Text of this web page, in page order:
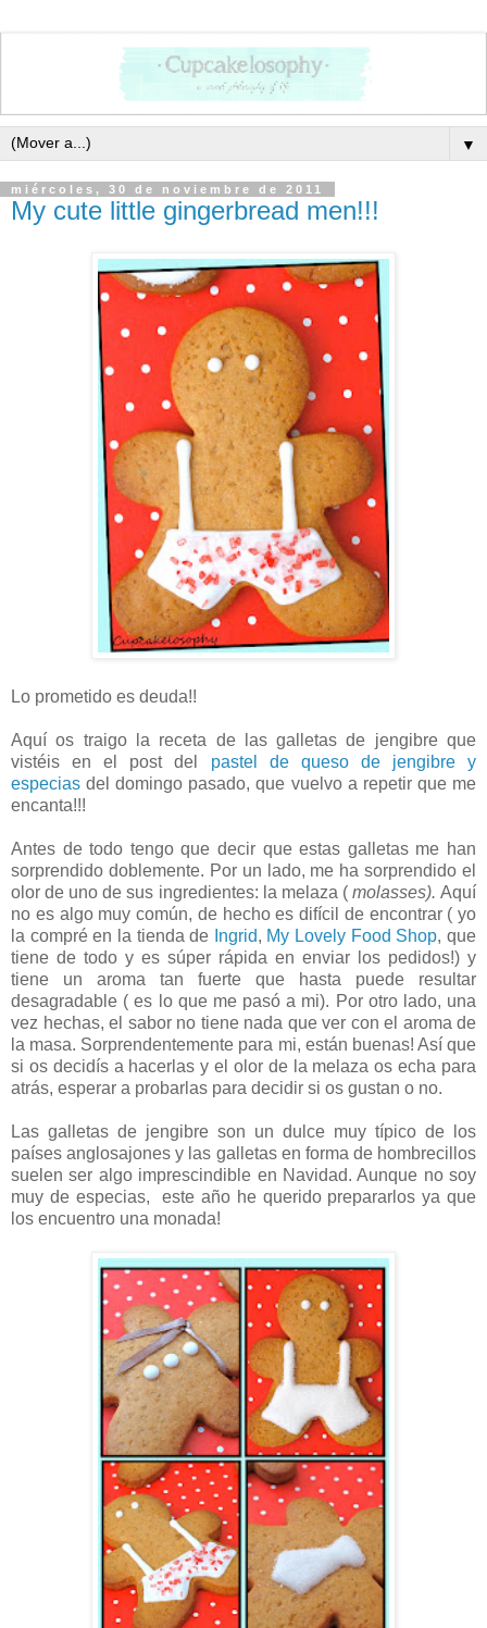
▼
miércoles, 30 de noviembre de 2011
My cute little gingerbread men!!!
Lo prometido es deuda!!
Aquí os traigo la receta de las galletas de jengibre que
vistéis en el post del pastel de queso de jengibre y
especias del domingo pasado, que vuelvo a repetir que me
encanta!!!
Antes de todo tengo que decir que estas galletas me han
sorprendido doblemente. Por un lado, me ha sorprendido el
olor de uno de sus ingredientes: la melaza ( molasses).Aquí
no es algo muy común, de hecho es difícil de encontrar ( yo
la compré en la tienda de Ingrid, My Lovely Food Shop, que
tiene de todo y es súper rápida en enviar los pedidos!) y
tiene un aroma tan fuerte que hasta puede resultar
desagradable ( es lo que me pasó a mi). Por otro lado, una
vez hechas, el sabor no tiene nada que ver con el aroma de
la masa. Sorprendentemente para mi, están buenas! Así que
si os decidís a hacerlas y el olor de la melaza os echa para
atrás, esperar a probarlas para decidir si os gustan o no.
Las galletas de jengibre son un dulce muy típico de los
países anglosajones y las galletas en forma de hombrecillos
suelen ser algo imprescindible en Navidad. Aunque no soy
muy de especias, este año he querido prepararlos ya que
los encuentro una monada!